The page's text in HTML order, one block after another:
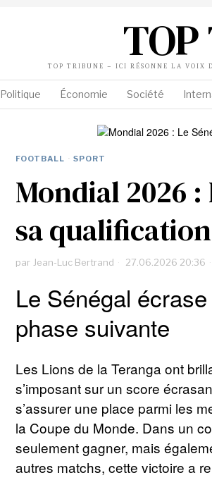
TOP TRIBUNE – ICI RÉSONNE LA VOIX
Politique Économie Société
FOOTBALL · SPORT
Mondial 2026
sa
par Jean-Luc Bertrand 27.06.2026 20:36
Le Sénégal
phase suivante
Les Lions de la Teranga ont
s’imposant sur un score
s’assurer une place parmi les
la Coupe du Monde. Dans un
seulement gagner, mais
autres matchs, cette victoire a